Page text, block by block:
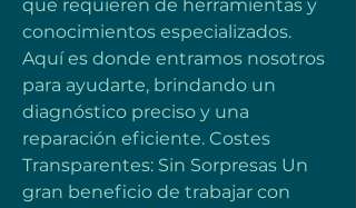
que requieren de herramientas y
conocimientos especializados.
Aquí es donde entramos nosotros
para ayudarte, brindando un
diagnóstico preciso y una
reparación eficiente. Costes
Transparentes: Sin Sorpresas Un
gran beneficio de trabajar con